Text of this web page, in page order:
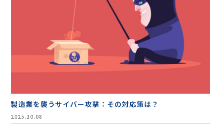
製造業を襲うサイバー攻撃：その対応策は？
2025.10.08